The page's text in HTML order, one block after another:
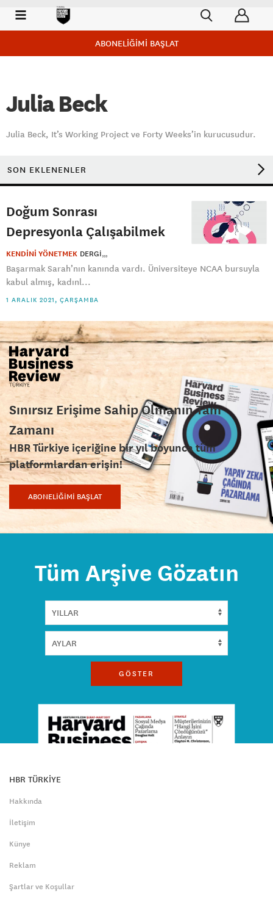
ABONELİĞİMİ BAŞLAT
Julia Beck
Julia Beck, It’s Working Project ve Forty Weeks’in kurucusudur.
SON EKLENENLER
Doğum Sonrası
Depresyonla Çalışabilmek
KENDİNİ YÖNETMEK DERGI
Başarmak Sarah’nın kanında vardı. Üniversiteye NCAA bursuyla
kabul almış, kadınl...
1 ARALIK 2021, ÇARŞAMBA
Sınırsız Erişime Sahip Olmanın Tam
Zamanı
HBR Türkiye içeriğine bir yıl boyunca tüm
platformlardan erişin!
ABONELİĞİMİ BAŞLAT
Tüm Arşive Gözatın
GÖSTER
HBR TÜRKİYE
Hakkında
İletişim
Künye
Reklam
Şartlar ve Koşullar